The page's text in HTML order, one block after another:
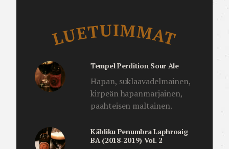
LUETUIMMAT
Tempel Perdition Sour Ale
Hapan, suklaavadelmainen,
kirpeän hapanmarjainen,
paahteisen maltainen.
Käbliku Penumbra Laphroaig
BA (2018-2019) Vol. 2